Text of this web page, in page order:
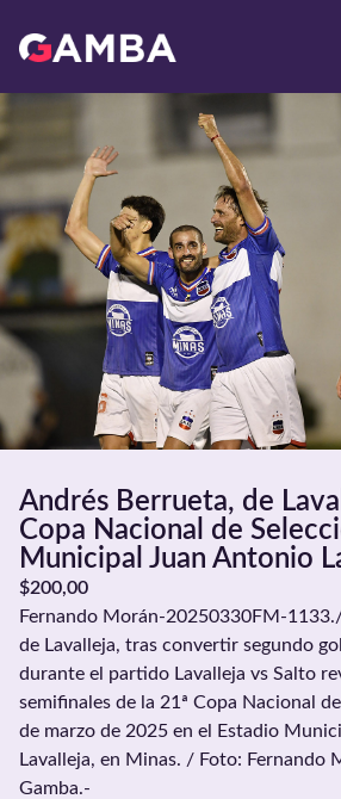
Andrés Berrueta, de
Copa Nacional de
Municipal Juan Antonio
$200,00
Fernando Morán-20250330FM-
de Lavalleja, tras convertir segundo
durante el partido Lavalleja vs Salto
semifinales de la 21ª Copa Nacional
de marzo de 2025 en el Estadio
Lavalleja, en Minas. / Foto: Fernando
Gamba.-